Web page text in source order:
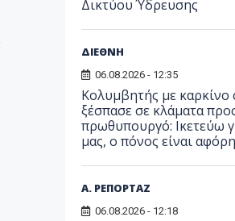
Δικτύου Ύδρευσης
ΔΙΕΘΝΗ
06.08.2026 - 12:35
Κολυμβητής με καρκίνο
ξέσπασε σε κλάματα
πρωθυπουργό: Ικετεύω
μας, ο πόνος είναι
Α. ΡΕΠΟΡΤΑΖ
06.08.2026 - 12:18